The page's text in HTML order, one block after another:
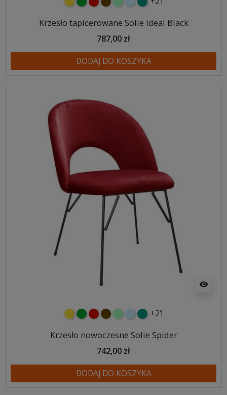
Krzesło tapicerowane Solie Ideal Black
787,00 zł
DODAJ DO KOSZYKA
visibility
żółtyzielonyczerwony
czekoladowy
miętowybłękitny
turkusowy
+21
Krzesło nowoczesne Solie Spider
742,00 zł
DODAJ DO KOSZYKA